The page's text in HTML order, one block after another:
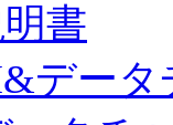
書
デー